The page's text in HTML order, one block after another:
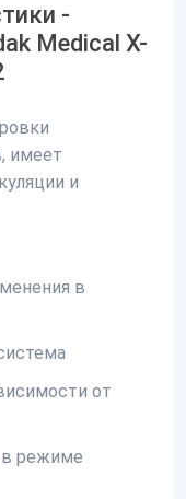
-
Medical X-
имеет
и
в
от
в режиме